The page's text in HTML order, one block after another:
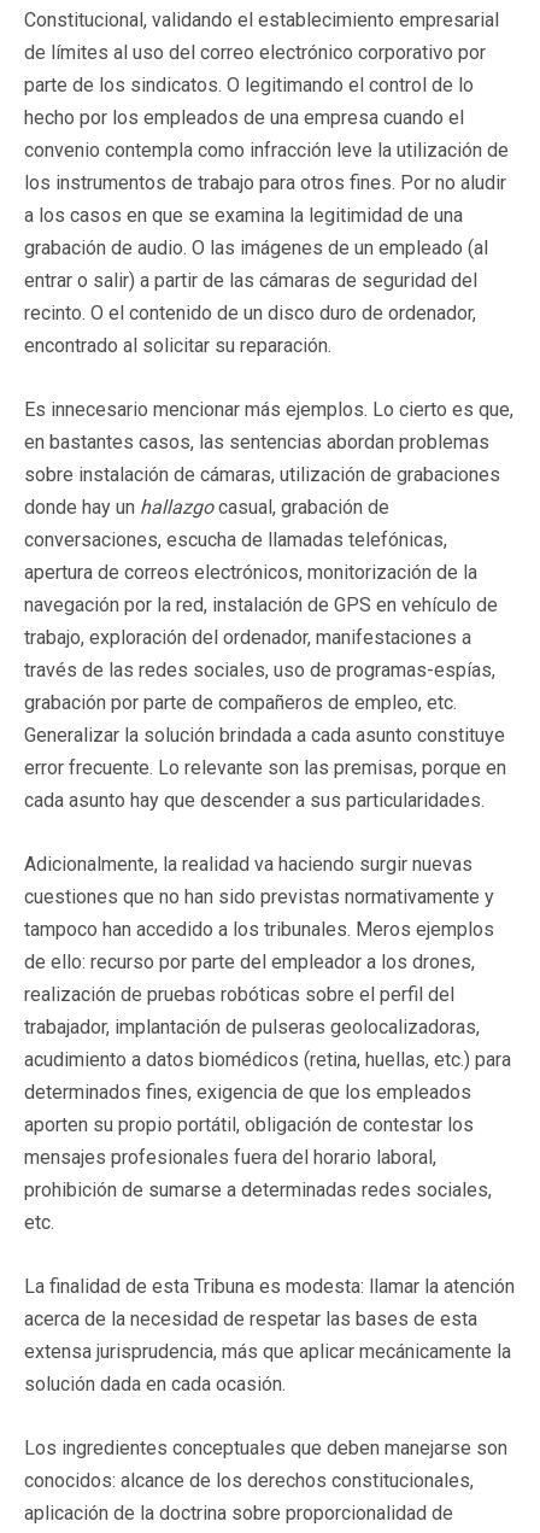
Constitucional, validando el establecimiento empresarial
de límites al uso del correo electrónico corporativo por
parte de los sindicatos. O legitimando el control de lo
hecho por los empleados de una empresa cuando el
convenio contempla como infracción leve la utilización de
los instrumentos de trabajo para otros fines. Por no aludir
a los casos en que se examina la legitimidad de una
grabación de audio. O las imágenes de un empleado (al
entrar o salir) a partir de las cámaras de seguridad del
recinto. O el contenido de un disco duro de ordenador,
encontrado al solicitar su reparación.
Es innecesario mencionar más ejemplos. Lo cierto es que,
en bastantes casos, las sentencias abordan problemas
sobre instalación de cámaras, utilización de grabaciones
donde hay un hallazgocasual, grabación de
conversaciones, escucha de llamadas telefónicas,
apertura de correos electrónicos, monitorización de la
navegación por la red, instalación de GPS en vehículo de
trabajo, exploración del ordenador, manifestaciones a
través de las redes sociales, uso de programas-espías,
grabación por parte de compañeros de empleo, etc.
Generalizar la solución brindada a cada asunto constituye
error frecuente. Lo relevante son las premisas, porque en
cada asunto hay que descender a sus particularidades.
Adicionalmente, la realidad va haciendo surgir nuevas
cuestiones que no han sido previstas normativamente y
tampoco han accedido a los tribunales. Meros ejemplos
de ello: recurso por parte del empleador a los drones,
realización de pruebas robóticas sobre el perfil del
trabajador, implantación de pulseras geolocalizadoras,
acudimiento a datos biomédicos (retina, huellas, etc.) para
determinados fines, exigencia de que los empleados
aporten su propio portátil, obligación de contestar los
mensajes profesionales fuera del horario laboral,
prohibición de sumarse a determinadas redes sociales,
etc.
La finalidad de esta Tribuna es modesta: llamar la atención
acerca de la necesidad de respetar las bases de esta
extensa jurisprudencia, más que aplicar mecánicamente la
solución dada en cada ocasión.
Los ingredientes conceptuales que deben manejarse son
conocidos: alcance de los derechos constitucionales,
aplicación de la doctrina sobre proporcionalidad de